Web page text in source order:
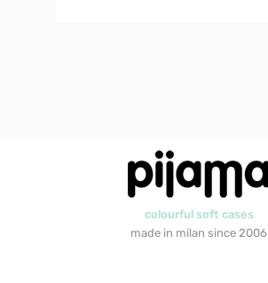
colourful soft cases
made in milan since 2006